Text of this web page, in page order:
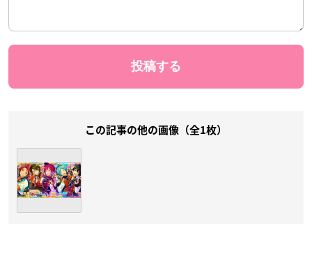
この記事の他の画像（全1枚）